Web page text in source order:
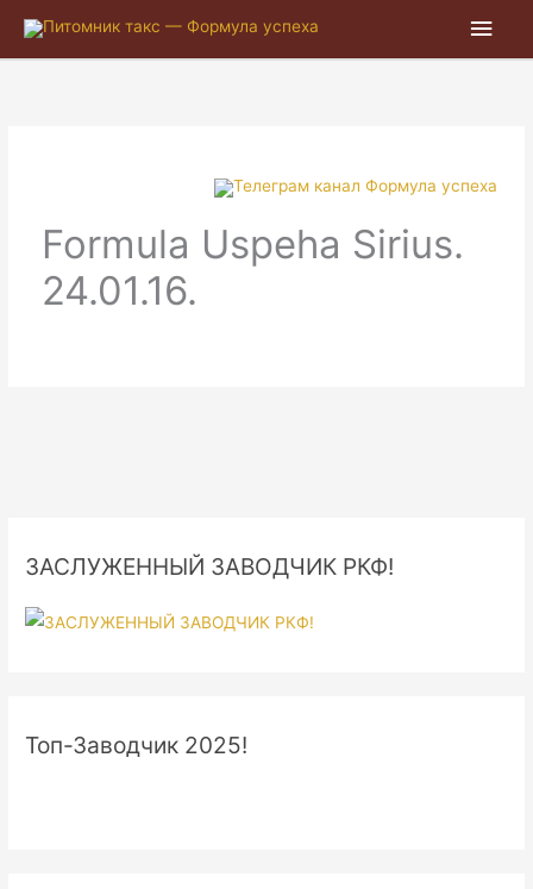
Formula Uspeha Sirius.
24.01.16.
ЗАСЛУЖЕННЫЙ ЗАВОДЧИК РКФ!
Топ-Заводчик 2025!